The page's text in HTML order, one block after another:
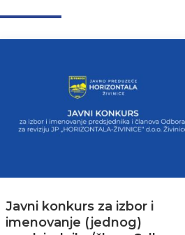
Javni konkurs za izbor i
imenovanje (jednog)